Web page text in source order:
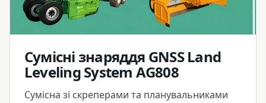
Сумісні знаряддя GNSS Land
Leveling System AG808
Сумісна зі скреперами та планувальниками